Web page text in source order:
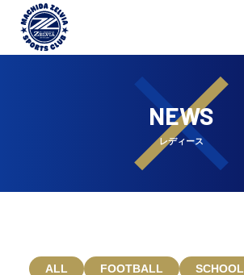
NEWS
レディース
ALL FOOTBALL SCHOOL